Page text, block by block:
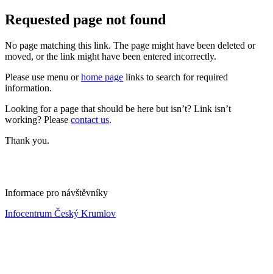
Requested page not found
No page matching this link. The page might have been deleted or
moved, or the link might have been entered incorrectly.
Please use menu orhome page links to search for required
information.
Looking for a page that should be here but isn’t? Link isn’t
working? Please contact us.
Thank you.
Informace pro návštěvníky
Infocentrum Český Krumlov